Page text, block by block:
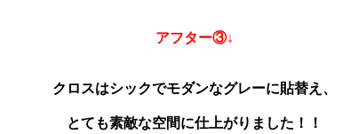
アフター③↓
クロスはシックでモダンなグレーに貼替え、
とても素敵な空間に仕上がりました！！